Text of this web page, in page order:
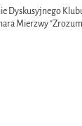
Dyskusyjnego
Mierzwy